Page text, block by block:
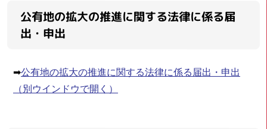
公有地の拡大の推進に関する法律に係る届
出・申出
➡公有地の拡大の推進に関する法律に係る届出・申出
（別ウインドウで開く）